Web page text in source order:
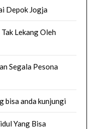
Depok Jogja
Lekang Oleh
Segala Pesona
bisa anda kunjungi
Yang Bisa